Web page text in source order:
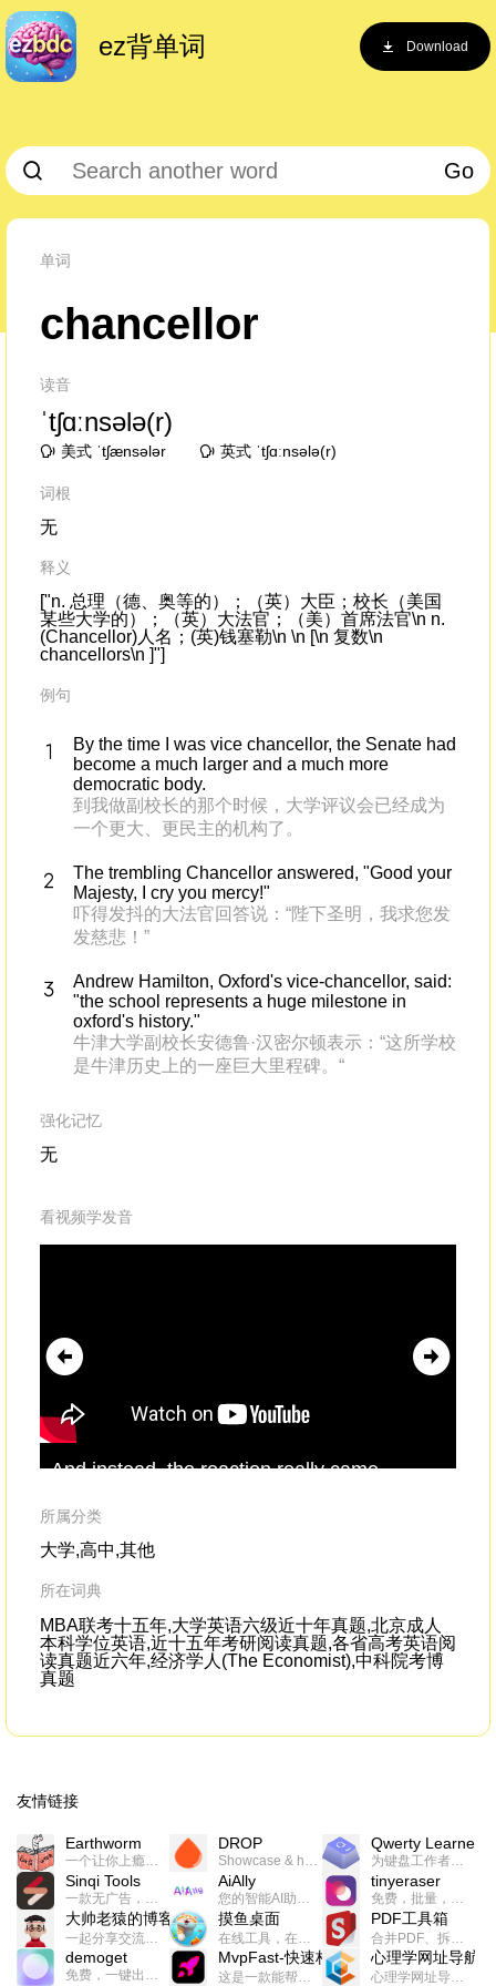
ez背单词 Download
Go
单词
chancellor
读音
ˈtʃɑːnsələ(r)
美式 ˈtʃænsələr 英式 ˈtʃɑːnsələ(r)
词根
无
释义
["n. 总理（德、奥等的）；（英）大臣；校长（美国
某些大学的）；（英）大法官；（美）首席法官\n n.
(Chancellor)人名；(英)钱塞勒\n \n [\n 复数\n
chancellors\n ]"]
例句
By the time I was vice chancellor, the Senate had
become a much larger and a much more
democratic body.
到我做副校长的那个时候，大学评议会已经成为
一个更大、更民主的机构了。
The trembling Chancellor answered, "Good your
Majesty, I cry you mercy!"
吓得发抖的大法官回答说：“陛下圣明，我求您发
发慈悲！”
Andrew Hamilton, Oxford's vice-chancellor, said:
"the school represents a huge milestone in
oxford's history."
牛津大学副校长安德鲁·汉密尔顿表示：“这所学校
是牛津历史上的一座巨大里程碑。“
强化记忆
无
看视频学发音
And instead, the reaction really came
being wiretapped. Why so?
所属分类
大学,高中,其他
所在词典
MBA联考十五年,大学英语六级近十年真题,北京成人
本科学位英语,近十五年考研阅读真题,各省高考英语阅
读真题近六年,经济学人(The Economist),中科院考博
真题
友情链接
Earthworm DROP Qwerty Learner
为键盘工作者设计的单词与肌肉记忆锻炼软件
Sinqi Tools AiAlly tinyeraser
大帅老猿的博客 摸鱼桌面 PDF工具箱
合并PDF、拆分PDF、旋转PDF、裁剪PDF、转换PDF、加密PDF、解密PDF、PDF加水印等多种PDF处理功能
demoget MvpFast-快速构建网站应用
这是一款能帮助你快速构建个人网站的应用，使用最新的前端技术栈，集成登录、鉴权、手机、邮箱、数据库、博客、文章、支付等等网站所需要的功能，你只需要花几个小时开发你的核心功能就可以上线，一次购买，永久拥有
心理学网址导航